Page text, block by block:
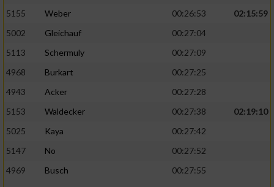
5155
Weber 00:26:53
02:15:59
5002
Gleichauf
00:27:04
5113
Schermuly
00:27:09
4968
Burkart
00:27:25
4943
Acker
00:27:28
5153
Waldecker 00:27:38
02:19:10
5025
Kaya
00:27:42
5147
No
00:27:52
4969
Busch
00:27:55